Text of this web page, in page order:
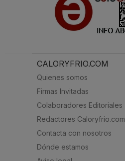
CALORYFRIO.COM
Quienes somos
Firmas Invitadas
Colaboradores Editoriales
Redactores Caloryfrio.com
Contacta con nosotros
Dónde estamos